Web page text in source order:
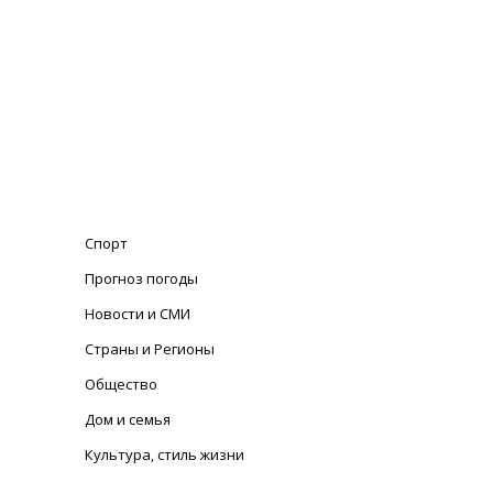
Спорт
Прогноз погоды
Новости и СМИ
Страны и Регионы
Общество
Дом и семья
Культура, стиль жизни